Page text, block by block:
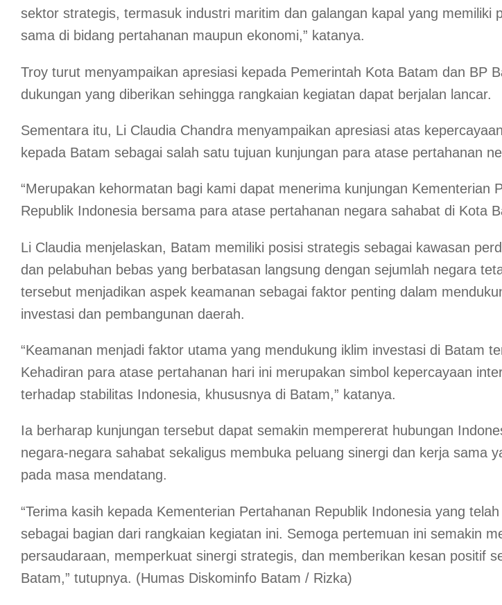
sektor strategis, termasuk industri maritim dan galangan kapal yang memiliki
sama di bidang pertahanan maupun ekonomi,” katanya.
Troy turut menyampaikan apresiasi kepada Pemerintah Kota Batam dan BP
dukungan yang diberikan sehingga rangkaian kegiatan dapat berjalan lancar.
Sementara itu, Li Claudia Chandra menyampaikan apresiasi atas
kepada Batam sebagai salah satu tujuan kunjungan para atase pertahanan
“Merupakan kehormatan bagi kami dapat menerima kunjungan Kementerian
Republik Indonesia bersama para atase pertahanan negara sahabat di Kota
Li Claudia menjelaskan, Batam memiliki posisi strategis sebagai kawasan
dan pelabuhan bebas yang berbatasan langsung dengan sejumlah negara
tersebut menjadikan aspek keamanan sebagai faktor penting dalam
investasi dan pembangunan daerah.
“Keamanan menjadi faktor utama yang mendukung iklim investasi di Batam
Kehadiran para atase pertahanan hari ini merupakan simbol kepercayaan
terhadap stabilitas Indonesia, khususnya di Batam,” katanya.
Ia berharap kunjungan tersebut dapat semakin mempererat hubungan
negara-negara sahabat sekaligus membuka peluang sinergi dan kerja sama
pada masa mendatang.
“Terima kasih kepada Kementerian Pertahanan Republik Indonesia yang
sebagai bagian dari rangkaian kegiatan ini. Semoga pertemuan ini semakin
persaudaraan, memperkuat sinergi strategis, dan memberikan kesan positif
Batam,” tutupnya. (Humas Diskominfo Batam / Rizka)